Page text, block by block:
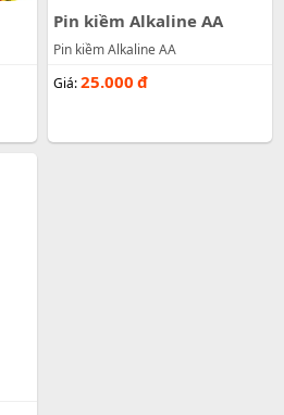
Pin kiềm Alkaline AA
Pin kiềm Alkaline AA
Giá:25.000 đ